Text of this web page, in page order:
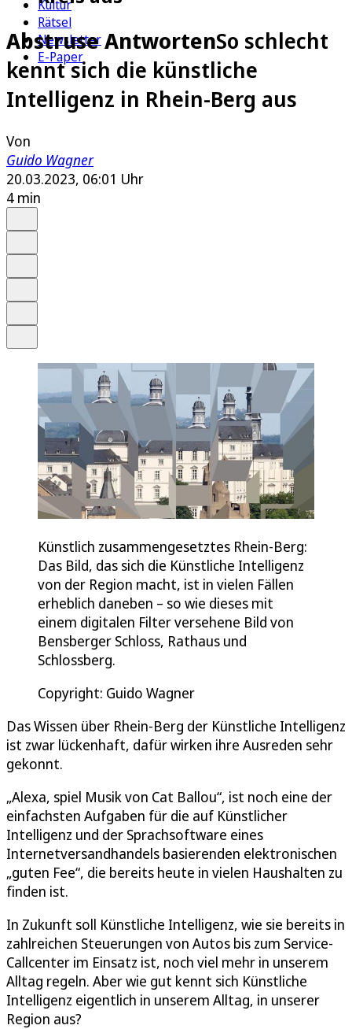
Kultur
Rätsel
Newsletter
E-Paper
Abstruse AntwortenSo schlecht
kennt sich die künstliche
Intelligenz in Rhein-Berg aus
Von
Guido Wagner
20.03.2023, 06:01 Uhr
4 min
Künstlich zusammengesetztes Rhein-Berg:
Das Bild, das sich die Künstliche Intelligenz
von der Region macht, ist in vielen Fällen
erheblich daneben – so wie dieses mit
einem digitalen Filter versehene Bild von
Bensberger Schloss, Rathaus und
Schlossberg.
Copyright: Guido Wagner
Das Wissen über Rhein-Berg der Künstliche Intelligenz
ist zwar lückenhaft, dafür wirken ihre Ausreden sehr
gekonnt.
„Alexa, spiel Musik von Cat Ballou“, ist noch eine der
einfachsten Aufgaben für die auf Künstlicher
Intelligenz und der Sprachsoftware eines
Internetversandhandels basierenden elektronischen
„guten Fee“, die bereits heute in vielen Haushalten zu
finden ist.
In Zukunft soll Künstliche Intelligenz, wie sie bereits in
zahlreichen Steuerungen von Autos bis zum Service-
Callcenter im Einsatz ist, noch viel mehr in unserem
Alltag regeln. Aber wie gut kennt sich Künstliche
Intelligenz eigentlich in unserem Alltag, in unserer
Region aus?